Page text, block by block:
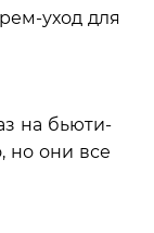
на бьюти-
но они все